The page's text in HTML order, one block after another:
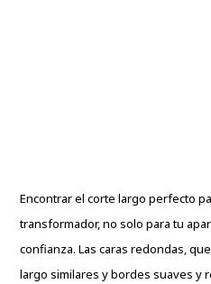
Encontrar el corte largo perfecto
transformador, no solo para tu
confianza. Las caras redondas,
largo similares y bordes suaves y